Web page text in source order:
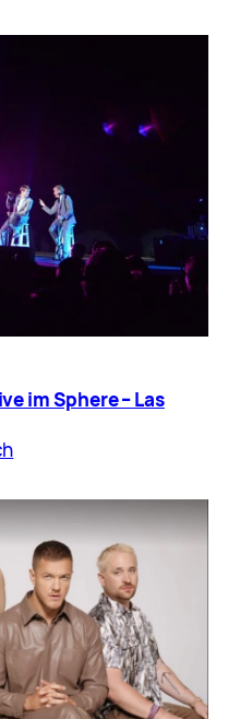
im Sphere – Las